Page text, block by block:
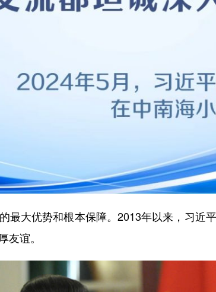
大优势和根本保障。2013年以来，习近
友谊。